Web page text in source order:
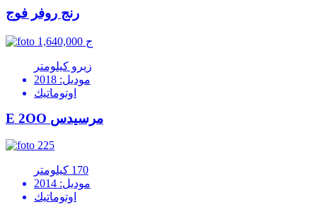
رنج روفر فوج
1,640,000 ج
زيرو كيلومتر
موديل: 2018
اوتوماتيك
E 2OO مرسيدس
225
170 كيلومتر
موديل: 2014
اوتوماتيك